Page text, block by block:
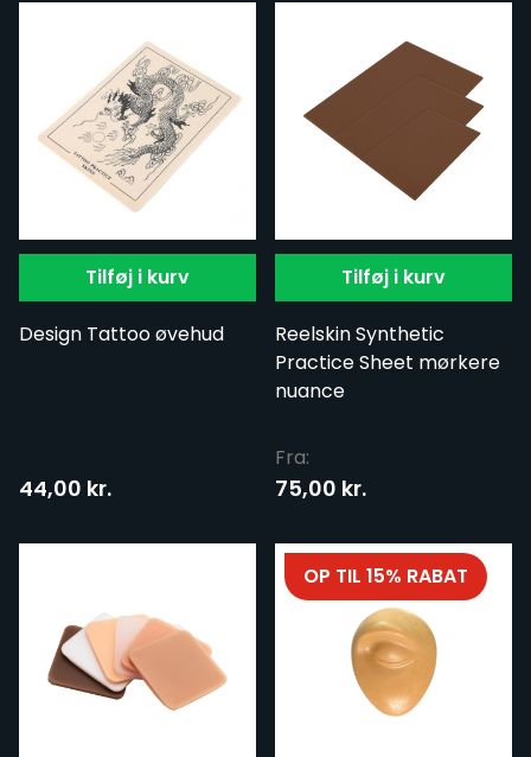
Tilføj i kurv
Design Tattoo øvehud
44,00 kr.
Tilføj i kurv
Reelskin Synthetic
Practice Sheet mørkere
nuance
Fra:
75,00 kr.
OP TIL 15% RABAT